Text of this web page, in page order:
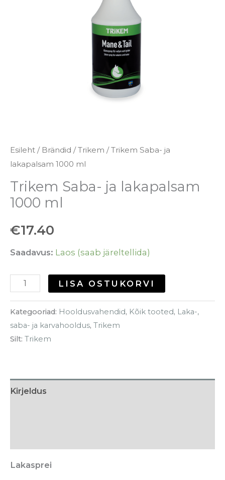
Esileht / Brändid /Trikem / Trikem Saba- ja
lakapalsam 1000 ml
Trikem Saba- ja lakapalsam
1000 ml
€17.40
Saadavus: Laos (saab järeltellida)
LISA OSTUKORVI
Kategooriad: Hooldusvahendid, Kõik tooted, Laka-,
saba- ja karvahooldus, Trikem
Silt: Trikem
Kirjeldus
Lakasprei